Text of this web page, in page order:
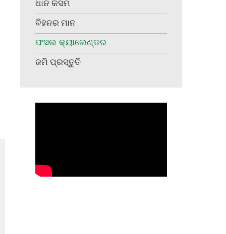
ଧାନ କିସମ
ବିହନର ମାନ
ଫସଲ କ୍ୟାଲେଣ୍ଡର
ଜମି ପ୍ରସ୍ତୁତି